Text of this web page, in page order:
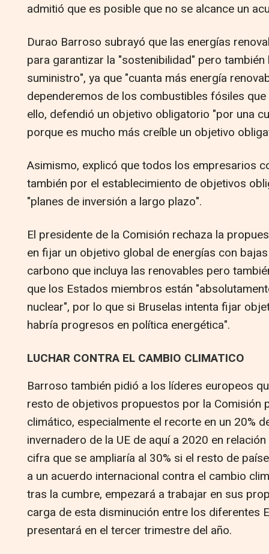
admitió que es posible que no se alcance un
Durao Barroso subrayó que las energías
para garantizar la "sostenibilidad" pero
suministro", ya que "cuanta más energía
dependeremos de los combustibles fósiles
ello, defendió un objetivo obligatorio "por una
porque es mucho más creíble un objetivo
Asimismo, explicó que todos los empresarios
también por el establecimiento de objetivos
"planes de inversión a largo plazo".
El presidente de la Comisión rechaza la
en fijar un objetivo global de energías con
carbono que incluya las renovables pero
que los Estados miembros están
nuclear", por lo que si Bruselas intenta fijar
habría progresos en política energética".
LUCHAR CONTRA EL CAMBIO CLIMATICO
Barroso también pidió a los líderes europeos
resto de objetivos propuestos por la Comisión
climático, especialmente el recorte en un 20%
invernadero de la UE de aquí a 2020 en
cifra que se ampliaría al 30% si el resto de
a un acuerdo internacional contra el cambio
tras la cumbre, empezará a trabajar en sus
carga de esta disminución entre los diferentes
presentará en el tercer trimestre del año.